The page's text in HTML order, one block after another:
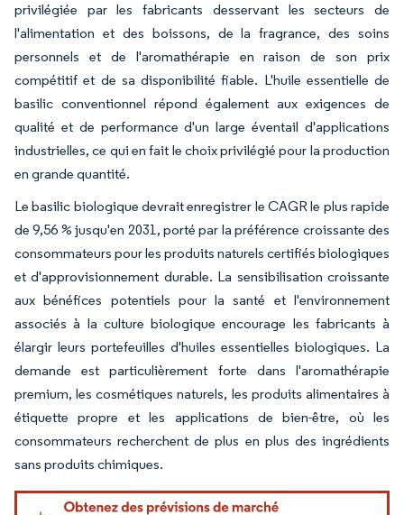
privilégiée par les fabricants desservant les secteurs de
l'alimentation et des boissons, de la fragrance, des soins
personnels et de l'aromathérapie en raison de son prix
compétitif et de sa disponibilité fiable. L'huile essentielle de
basilic conventionnel répond également aux exigences de
qualité et de performance d'un large éventail d'applications
industrielles, ce qui en fait le choix privilégié pour la production
en grande quantité.
Le basilic biologique devrait enregistrer le CAGR le plus rapide
de 9,56 % jusqu'en 2031, porté par la préférence croissante des
consommateurs pour les produits naturels certifiés biologiques
et d'approvisionnement durable. La sensibilisation croissante
aux bénéfices potentiels pour la santé et l'environnement
associés à la culture biologique encourage les fabricants à
élargir leurs portefeuilles d'huiles essentielles biologiques. La
demande est particulièrement forte dans l'aromathérapie
premium, les cosmétiques naturels, les produits alimentaires à
étiquette propre et les applications de bien-être, où les
consommateurs recherchent de plus en plus des ingrédients
sans produits chimiques.
Image © Mordor Intelligence. La réutilisation nécessite une attribution sous CC BY